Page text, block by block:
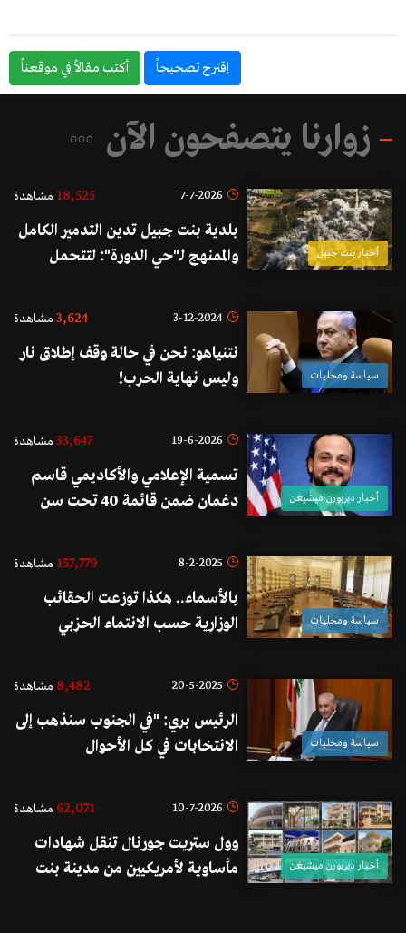
إقترح تصحيحاً أكتب مقالاً في موقعناً
زوارنا يتصفحون الآن
أخبار بنت جبيل
7-7-2026
18,525 مشاهدة
بلدية بنت جبيل تدين التدمير الكامل
والممنهج لـ"حي الدورة": لتتحمل
فوراً لدى مجلس الأمن والمحافل
سياسة ومحليات
3-12-2024
3,624 مشاهدة
نتنياهو: نحن في حالة وقف إطلاق نار
وليس نهاية الحرب!
أخبار ديربورن ميشيغن
19-6-2026
33,647 مشاهدة
تسمية الإعلامي والأكاديمي قاسم
دغمان ضمن قائمة 40 تحت سن
سياسة ومحليات
8-2-2025
157,779 مشاهدة
بالأسماء.. هكذا توزعت الحقائب
الوزارية حسب الانتماء الحزبي
سياسة ومحليات
20-5-2025
8,482 مشاهدة
الرئيس بري: "في الجنوب سنذهب إلى
الانتخابات في كل الأحوال
أخبار ديربورن ميشيغن
10-7-2026
62,071 مشاهدة
وول ستريت جورنال تنقل شهادات
مأساوية لأمريكيين من مدينة بنت